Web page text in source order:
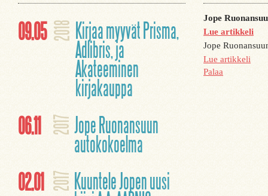
09.05 2018 Kirjaa myyvät Prisma,
Adlibris, ja
Akateeminen
kirjakauppa
06.11 2017 Jope Ruonansuun
autokokoelma
02.01 2017 Kuuntele Jopen uusi
Jope
Lue artikkeli
Jope
Lue artikkeli
Palaa